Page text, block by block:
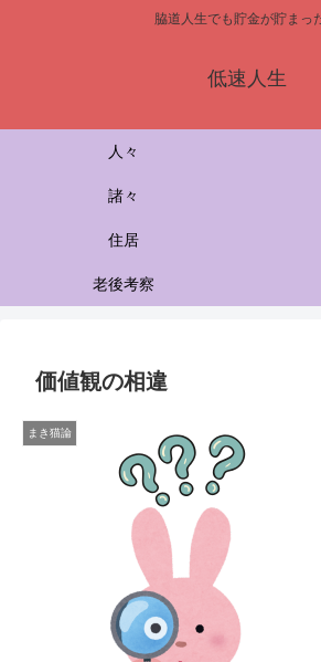
脇道人生でも貯金が貯まっ
低速人生
人々
諸々
住居
老後考察
価値観の相違
まき猫論